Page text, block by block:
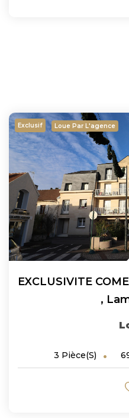
Exclusif Loue Par L'agence
,
3 Pièce(s)